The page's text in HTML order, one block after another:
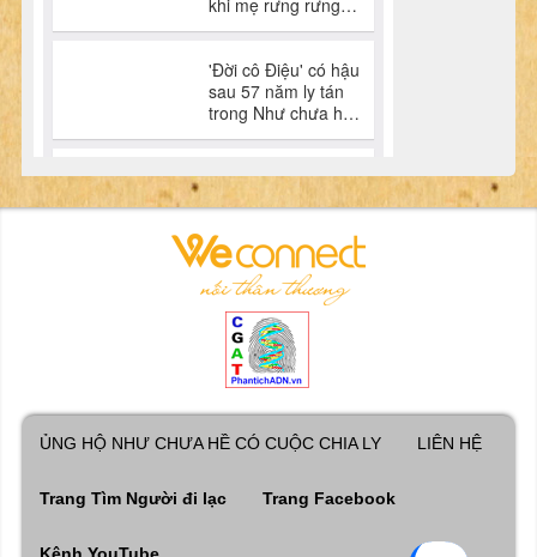
ỦNG HỘ NHƯ CHƯA HỀ CÓ CUỘC CHIA LY LIÊN HỆ
Trang Tìm Người đi lạc Trang Facebook